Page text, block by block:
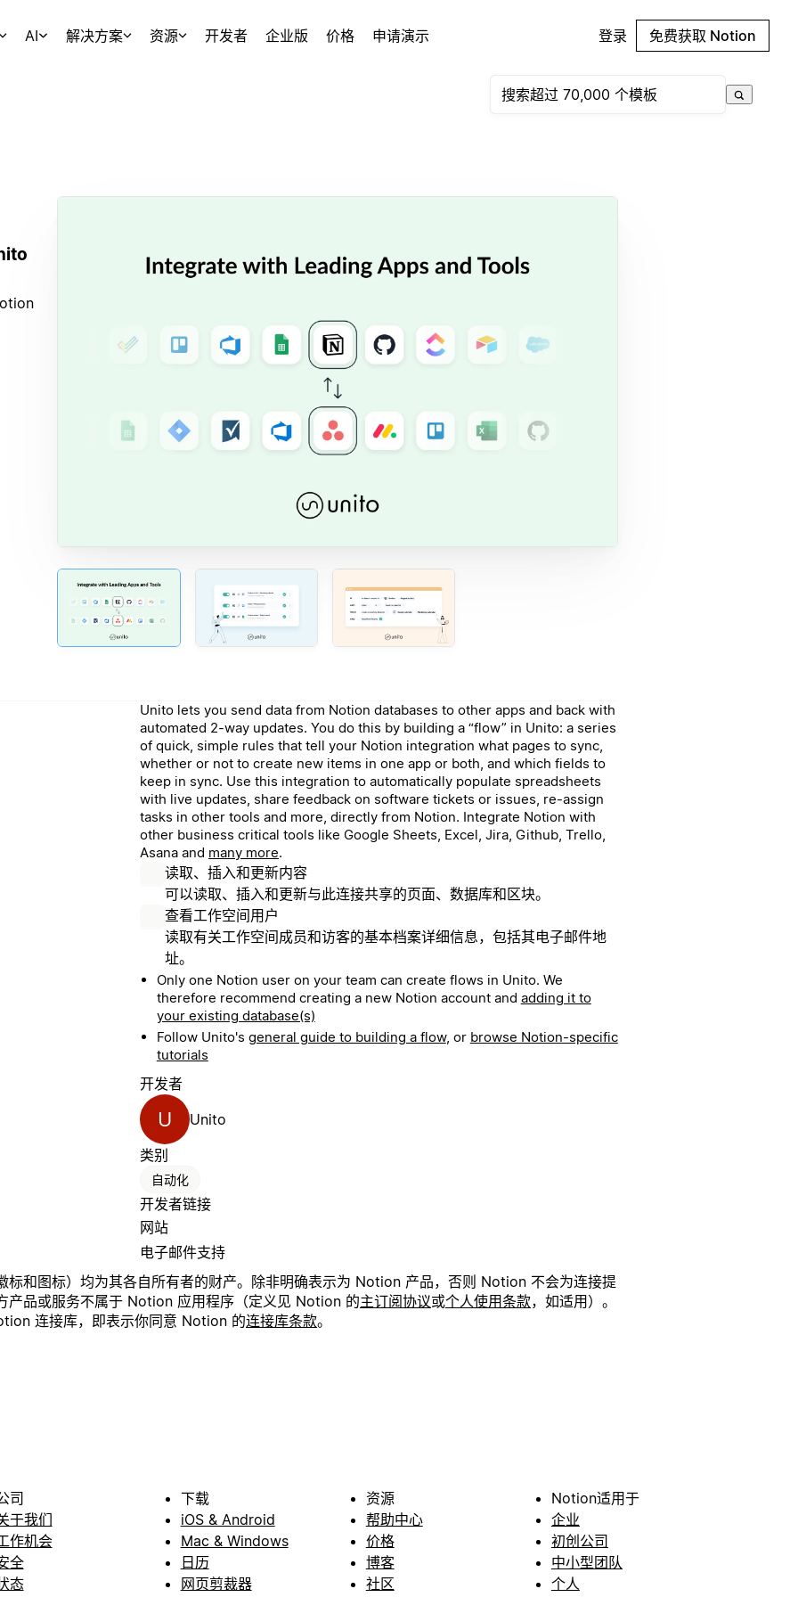
AI 解决方案 资源 开发者 企业版 价格 申请演示 登录 免费获取 Notion
Unito lets you send data from Notion databases to other apps and back with
automated 2-way updates. You do this by building a “flow” in Unito: a series
of quick, simple rules that tell your Notion integration what pages to sync,
whether or not to create new items in one app or both, and which fields to
keep in sync. Use this integration to automatically populate spreadsheets
with live updates, share feedback on software tickets or issues, re-assign
tasks in other tools and more, directly from Notion. Integrate Notion with
other business critical tools like Google Sheets, Excel, Jira, Github, Trello,
Asana and many more.
读取、插入和更新内容
可以读取、插入和更新与此连接共享的页面、数据库和区块。
查看工作空间用户
读取有关工作空间成员和访客的基本档案详细信息，包括其电子邮件地
址。
Only one Notion user on your team can create flows in Unito. We
therefore recommend creating a new Notion account and adding it to
your existing database(s)
Follow Unito's general guide to building a flow, or browse Notion-specific
tutorials
开发者
U
Unito
类别
自动化
开发者链接
网站
电子邮件支持
标和图标）均为其各自所有者的财产。除非明确表示为 Notion 产品，否则 Notion 不会为连接提
产品或服务不属于 Notion 应用程序（定义见 Notion 的主订阅协议或个人使用条款，如适用）。
连接库，即表示你同意 Notion 的连接库条款。
司
于我们
作机会
全
态
下载
iOS & Android
Mac & Windows
日历
网页剪裁器
资源
帮助中心
价格
博客
社区
Notion适用于
企业
初创公司
中小型团队
个人